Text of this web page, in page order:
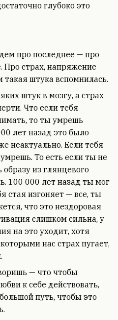
глубоко это
про последнее — про
Про страх, напряжение
штука вспомнилась.
штук в мозгу, а страх
Что если тебя
то ты умрешь
лет назад это было
неактуально. Если тебя
То есть если ты не
образу из глянцевого
100 000 лет назад ты мог
стая изгоняет — все, ты
что это нездоровая
слишком сильна, у
на это уходит, хотя
нас страх пугает,
— что чтобы
к себе действовать,
путь, чтобы это